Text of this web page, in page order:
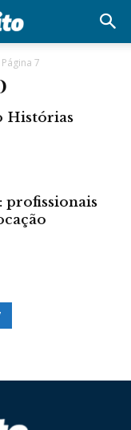
Página 7
Histórias
profissionais